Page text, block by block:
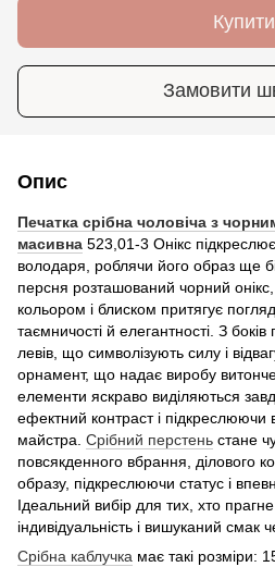
Купити
Замовити
Опис
Печатка срібна чоловіча з
масивна 523,01-3 Онікс
володаря, роблячи його образ ще
персня розташований чорний
кольором і блиском притягує
таємничості й елегантності. З
левів, що символізують силу і
орнамент, що надає виробу
елементи яскраво виділяються
ефектний контраст і підкреслюючи
майстра. Срібний перстень стане
повсякденного вбрання, ділового
образу, підкреслюючи статус і
Ідеальний вибір для тих, хто
індивідуальність і вишуканий смак
Срібна каблучка має такі розміри: